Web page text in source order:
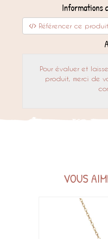
Informations
Référencer ce
Pour évaluer et
produit, merci de
VOUS